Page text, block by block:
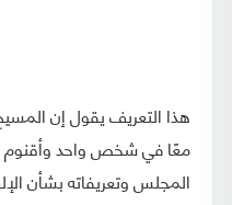
هذا التعريف يقول إن
معًا في شخص واحد وأقنوم
المجلس وتعريفاته بشأن